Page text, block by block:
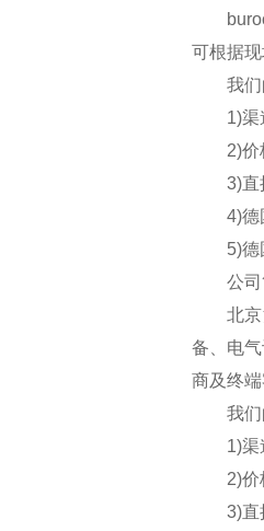
可根据
我们
1)渠道
2)价格
3)直接
4)德国
5)德国
公司
北京汉
备、电
商及终
我们的
1)渠道
2)价格
3)直接